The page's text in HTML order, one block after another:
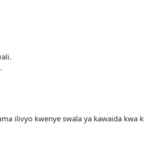
ilivyo kwenye swala ya kawaida kwa